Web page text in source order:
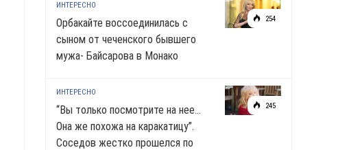
254
ИНТЕРЕСНО
Орбакайте воссоединилась с
сыном от чеченского бывшего
мужа- Байсарова в Монако
245
ИНТЕРЕСНО
“Вы только посмотрите на нее…
Она же похожа на каракатицу”.
Соседов жестко прошелся по